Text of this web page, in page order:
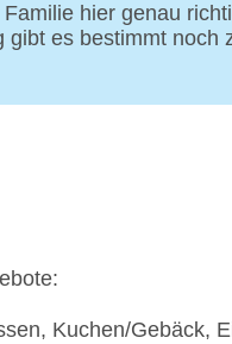
hier genau
es bestimmt noch
Kuchen/Gebäck,